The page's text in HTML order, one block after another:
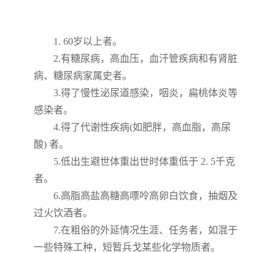
1. 60岁以上者。
2.有糖尿病，高血压，血汗管疾病和有肾脏
病、糖尿病家属史者。
3.得了慢性泌尿道感染，咽炎，扁桃体炎等
感染者。
4.得了代谢性疾病(如肥胖，高血脂，高尿
酸) 者。
5.低出生避世体重出世时体重低于 2. 5千克
者。
6.高脂高盐高糖高嘌呤高卵白饮食，抽烟及
过火饮酒者。
7.在粗俗的外延情况生涯、任务者，如混于
一些特殊工种，短暂兵戈某些化学物质者。